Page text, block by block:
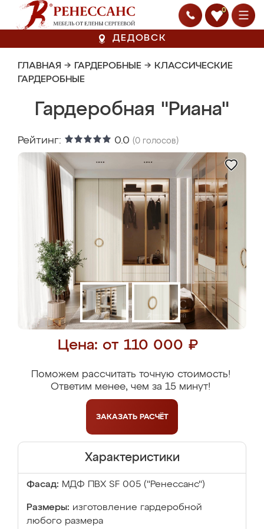
0
ДЕДОВСК
ГЛАВНАЯ → ГАРДЕРОБНЫЕ → КЛАССИЧЕСКИЕ
ГАРДЕРОБНЫЕ
Гардеробная "Риана"
Рейтинг: 0.0 (0 голосов)
Цена: от 110 000 ₽
Поможем рассчитать точную стоимость!
Ответим менее, чем за 15 минут!
ЗАКАЗАТЬ РАСЧЁТ
Характеристики
Фасад: МДФ ПВХ SF 005 ("Ренессанс")
Размеры: изготовление гардеробной
любого размера